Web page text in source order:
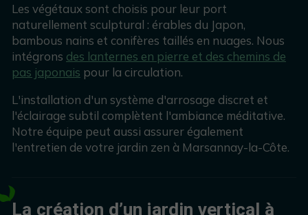
Les végétaux sont choisis pour leur port
naturellement sculptural : érables du Japon,
bambous nains et conifères taillés en nuages. Nous
intégrons des lanternes en pierre et des chemins de
pas japonais pour la circulation.
L'installation d'un système d'arrosage discret et
l'éclairage subtil complètent l'ambiance méditative.
Notre équipe peut aussi assurer également
l'entretien de votre jardin zen à Marsannay-la-Côte.
La création d’un jardin vertical à